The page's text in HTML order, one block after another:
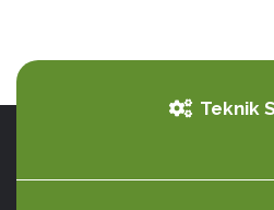
Teknik